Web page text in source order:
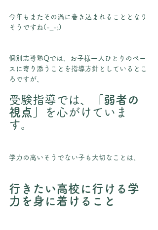
今年もまたその渦に巻き込まれることとなり
そうですね(-_-;)
個別志導塾Qでは、お子様一人ひとりのペー
スに寄り添うことを指導方針としているとこ
ろですが、
受験指導では、
「弱者の
視点」
を心がけていま
す。
学力の高いそうでない子も大切なことは、
行きたい高校に行ける学
力を身に着けること